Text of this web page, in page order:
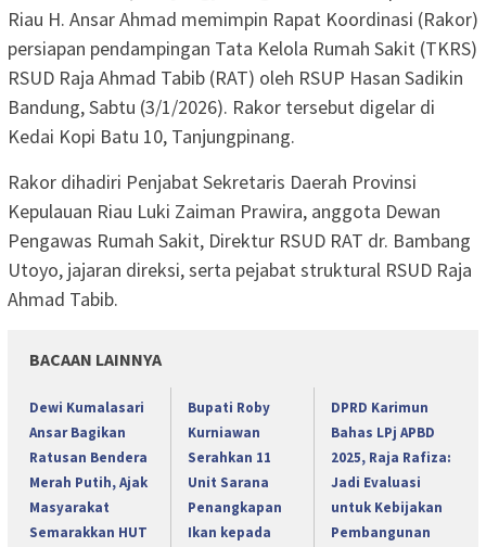
Riau H. Ansar Ahmad memimpin Rapat Koordinasi (Rakor)
persiapan pendampingan Tata Kelola Rumah Sakit (TKRS)
RSUD Raja Ahmad Tabib (RAT) oleh RSUP Hasan Sadikin
Bandung, Sabtu (3/1/2026). Rakor tersebut digelar di
Kedai Kopi Batu 10, Tanjungpinang.
Rakor dihadiri Penjabat Sekretaris Daerah Provinsi
Kepulauan Riau Luki Zaiman Prawira, anggota Dewan
Pengawas Rumah Sakit, Direktur RSUD RAT dr. Bambang
Utoyo, jajaran direksi, serta pejabat struktural RSUD Raja
Ahmad Tabib.
BACAAN LAINNYA
Dewi Kumalasari
Ansar Bagikan
Ratusan Bendera
Merah Putih, Ajak
Masyarakat
Semarakkan HUT
Bupati Roby
Kurniawan
Serahkan 11
Unit Sarana
Penangkapan
Ikan kepada
DPRD Karimun
Bahas LPj APBD
2025, Raja Rafiza:
Jadi Evaluasi
untuk Kebijakan
Pembangunan